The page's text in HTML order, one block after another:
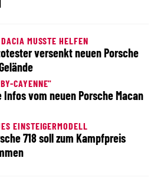
MUSSTE HELFEN
versenkt neuen Porsche
CAYENNE"
Infos vom neuen Porsche Macan
EINSTEIGERMODELL
718 soll zum Kampfpreis